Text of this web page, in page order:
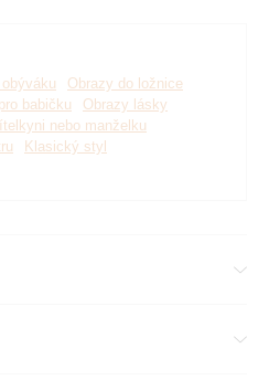
. Motiv tiskneme přímo na desku
Obrazy do ložnice
babičku
Obrazy lásky
nebo manželku
Klasický styl